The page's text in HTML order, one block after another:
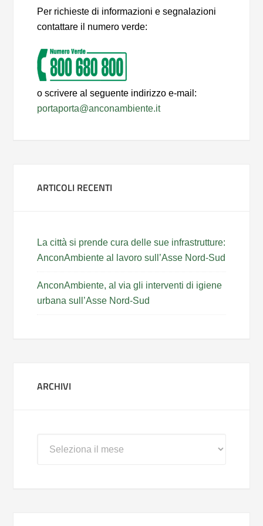
Per richieste di informazioni e segnalazioni
contattare il numero verde:
o scrivere al seguente indirizzo e-mail:
portaporta@anconambiente.it
ARTICOLI RECENTI
La città si prende cura delle sue infrastrutture:
AnconAmbiente al lavoro sull’Asse Nord-Sud
AnconAmbiente, al via gli interventi di igiene
urbana sull’Asse Nord-Sud
ARCHIVI